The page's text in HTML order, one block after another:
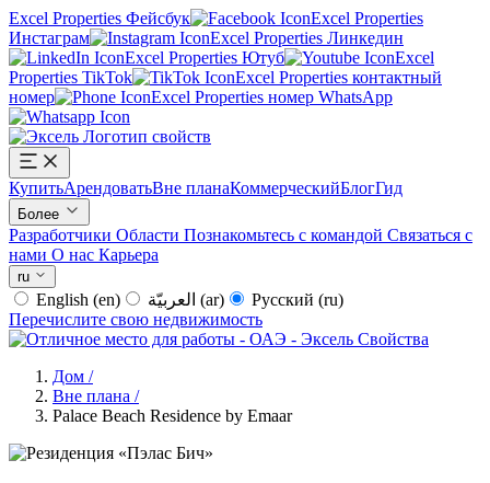
Excel Properties Фейсбук
Excel Properties
Инстаграм
Excel Properties Линкедин
Excel Properties Ютуб
Excel
Properties TikTok
Excel Properties контактный
номер
Excel Properties номер WhatsApp
КупитьАрендоватьВне планаКоммерческийБлогГид
Более
Разработчики Области Познакомьтесь с командой Связаться с
нами О нас Карьера
ru
English (en) (ar) Русский (ru)
Перечислите свою недвижимость
Дом /
Вне плана /
Palace Beach Residence by Emaar